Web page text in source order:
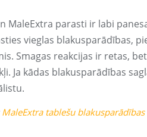
MaleExtra parasti ir labi
vieglas blakusparādības,
Smagas reakcijas ir retas,
Ja kādas blakusparādības
MaleExtra tablešu blakusparādības